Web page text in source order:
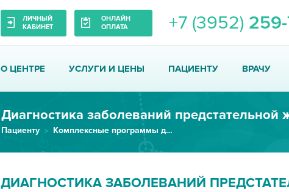
ЛИЧНЫЙ
КАБИНЕТ
ОНЛАЙН
ОПЛАТА
+7 (3952)
О ЦЕНТРЕ УСЛУГИ И ЦЕНЫ ПАЦИЕНТУ ВРАЧУ
Диагностика заболеваний предстательной
Пациенту Комплексные программы диагностики (check up)
ДИАГНОСТИКА ЗАБОЛЕВАНИЙ